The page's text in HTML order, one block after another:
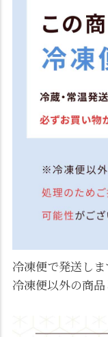
冷凍便で発送しま
冷凍便以外の商品